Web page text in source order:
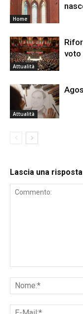
Home
Attualità
voto
Attualità
Lascia una risposta